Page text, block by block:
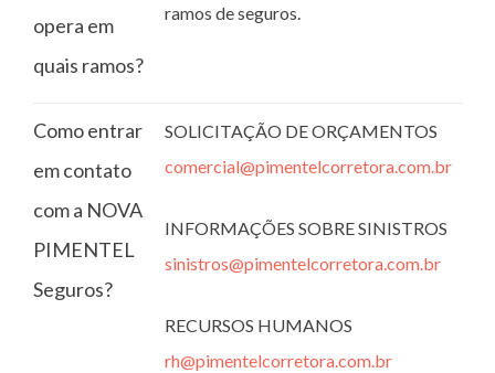
opera em
quais ramos?
ramos de seguros.
Como entrar
em contato
com a NOVA
PIMENTEL
Seguros?
SOLICITAÇÃO DE ORÇAMENTOS
comercial@pimentelcorretora.com.br
INFORMAÇÕES SOBRE SINISTROS
sinistros@pimentelcorretora.com.br
RECURSOS HUMANOS
rh@pimentelcorretora.com.br